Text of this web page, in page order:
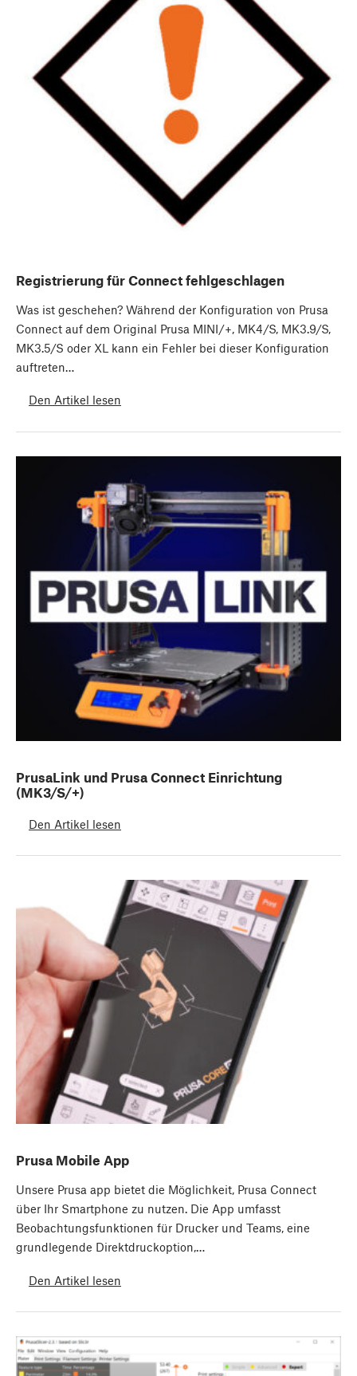
Registrierung für Connect fehlgeschlagen
Was ist geschehen? Während der Konfiguration von Prusa
Connect auf dem Original Prusa MINI/+, MK4/S, MK3.9/S,
MK3.5/S oder XL kann ein Fehler bei dieser Konfiguration
auftreten…
Den Artikel lesen
PrusaLink und Prusa Connect Einrichtung
(MK3/S/+)
Den Artikel lesen
Prusa Mobile App
Unsere Prusa app bietet die Möglichkeit, Prusa Connect
über Ihr Smartphone zu nutzen. Die App umfasst
Beobachtungsfunktionen für Drucker und Teams, eine
grundlegende Direktdruckoption,…
Den Artikel lesen